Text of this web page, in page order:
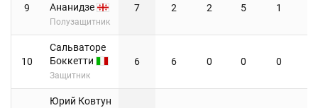
9
Ананидзе
Полузащитник
7 2 2 5 1
10
Сальваторе
Боккетти
Защитник
6 6 0 0 0
Юрий Ковтун